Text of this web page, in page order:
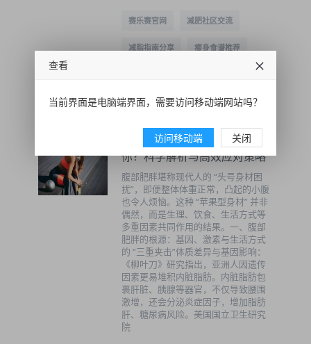
赛乐赛官网 减肥社区交流
减脂指南分享 瘦身食谱推荐
29
赛乐赛|腹部肥胖为何 “偏爱”
你？科学解析与高效应对策略
腹部肥胖堪称现代人的 “头号身材困
扰”，即便整体体重正常，凸起的小腹
也令人烦恼。这种 “苹果型身材” 并非
偶然，而是生理、饮食、生活方式等
多重因素共同作用的结果。一、腹部
肥胖的根源：基因、激素与生活方式
的 “三重夹击”体质差异与基因影响：
《柳叶刀》研究指出，亚洲人因遗传
因素更易堆积内脏脂肪。内脏脂肪包
裹肝脏、胰腺等器官，不仅导致腰围
激增，还会分泌炎症因子，增加脂肪
肝、糖尿病风险。美国国立卫生研究
院
查看
当前界面是电脑端界面，需要访问移动端网站吗？
访问移动端 关闭